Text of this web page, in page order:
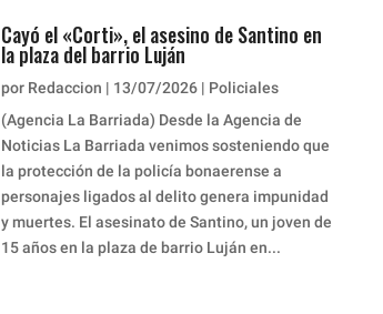
Cayó el «Corti», el asesino de Santino en
la plaza del barrio Luján
por Redaccion | 13/07/2026| Policiales
(Agencia La Barriada) Desde la Agencia de
Noticias La Barriada venimos sosteniendo que
la protección de la policía bonaerense a
personajes ligados al delito genera impunidad
y muertes. El asesinato de Santino, un joven de
15 años en la plaza de barrio Luján en...